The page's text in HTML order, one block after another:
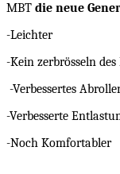
MBT die neue
-Leichter
-Kein zerbrösseln
-Verbessertes
-Verbesserte
-Noch Komfortabler